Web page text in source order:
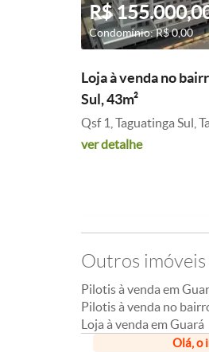
R$
Condomínio: R$ 0,00
Loja à venda no
Sul, 43m²
Qsf 1, Taguatinga Sul,
ver detalhe
Outros
Pilotis à venda em
Pilotis à venda no
Loja à venda em Guará
Olá, o